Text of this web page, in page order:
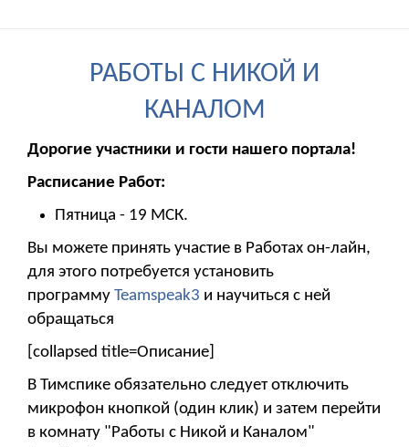
РАБОТЫ С НИКОЙ И
КАНАЛОМ
Дорогие участники и гости нашего портала!
Расписание Работ:
Пятница - 19 МСК.
Вы можете принять участие в Работах он-лайн,
для этого потребуется установить
программу Teamspeak3 и научиться с ней
обращаться
[collapsed title=Описание]
В Тимспике обязательно следует отключить
микрофон кнопкой (один клик) и затем перейти
в комнату "Работы с Никой и Каналом"